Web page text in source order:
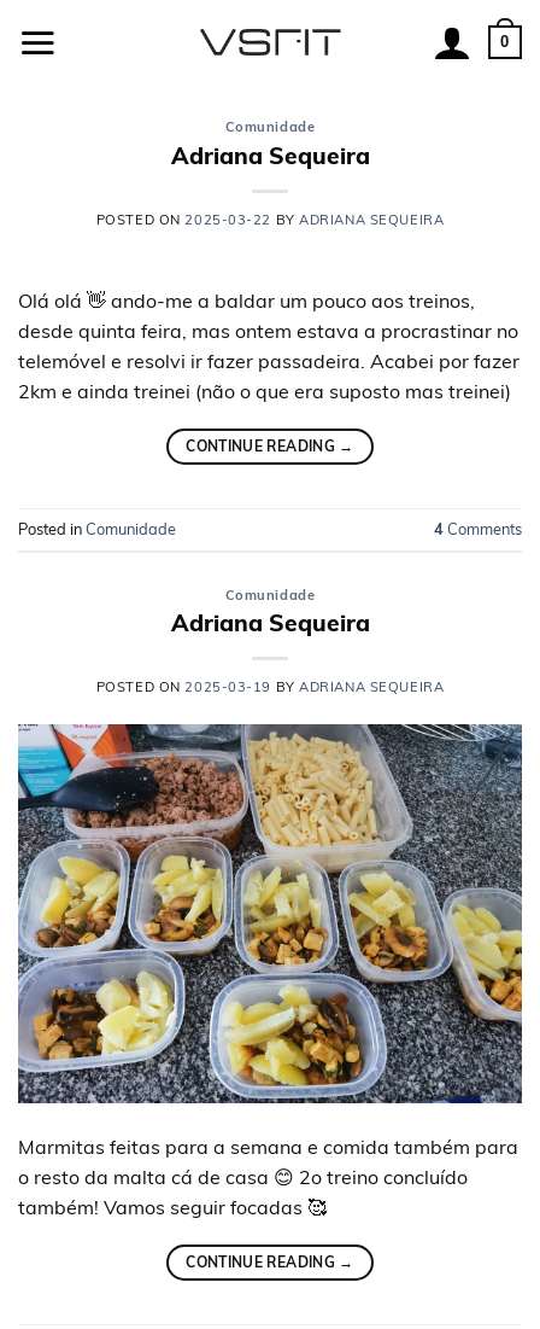
0
Comunidade
Adriana Sequeira
POSTED ON 2025-03-22 BYADRIANA SEQUEIRA
Olá olá 👋 ando-me a baldar um pouco aos treinos,
desde quinta feira, mas ontem estava a procrastinar no
telemóvel e resolvi ir fazer passadeira. Acabei por fazer
2km e ainda treinei (não o que era suposto mas treinei)
CONTINUE READING →
Posted inComunidade 4Comments
Comunidade
Adriana Sequeira
POSTED ON 2025-03-19 BYADRIANA SEQUEIRA
Marmitas feitas para a semana e comida também para
o resto da malta cá de casa 😊 2o treino concluído
também! Vamos seguir focadas 🥰
CONTINUE READING →